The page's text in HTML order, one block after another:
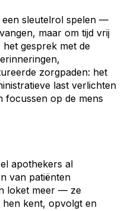
een sleutelrol spelen —
maar om tijd vrij
gesprek met de
zorgpaden: het
last verlichten
focussen op de mens
apothekers al
van patiënten
loket meer — ze
kent, opvolgt en